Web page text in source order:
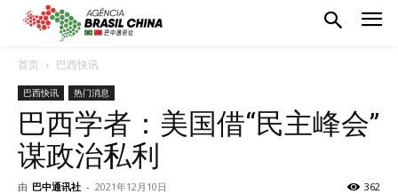
首页 巴西快讯
巴西快讯 热门消息
巴西学者：美国借“民主峰会”
谋政治私利
由 巴中通讯社 - 2021年12月10日 362